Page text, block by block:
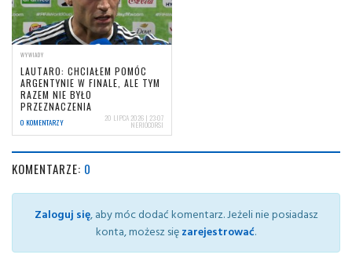
WYWIADY
LAUTARO: CHCIAŁEM POMÓC
ARGENTYNIE W FINALE, ALE TYM
RAZEM NIE BYŁO
PRZEZNACZENIA
0 KOMENTARZY 20 LIPCA 2026 | 23:07
NERIOCORSI
KOMENTARZE: 0
Zaloguj się, aby móc dodać komentarz. Jeżeli nie posiadasz
konta, możesz sięzarejestrować.